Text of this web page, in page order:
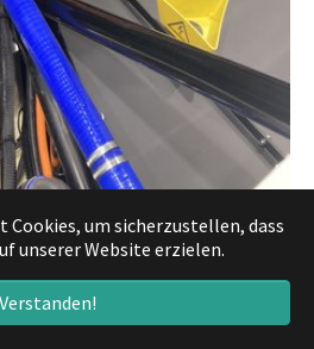
Cookies, um sicherzustellen, dass
unserer Website erzielen.
Verstanden!